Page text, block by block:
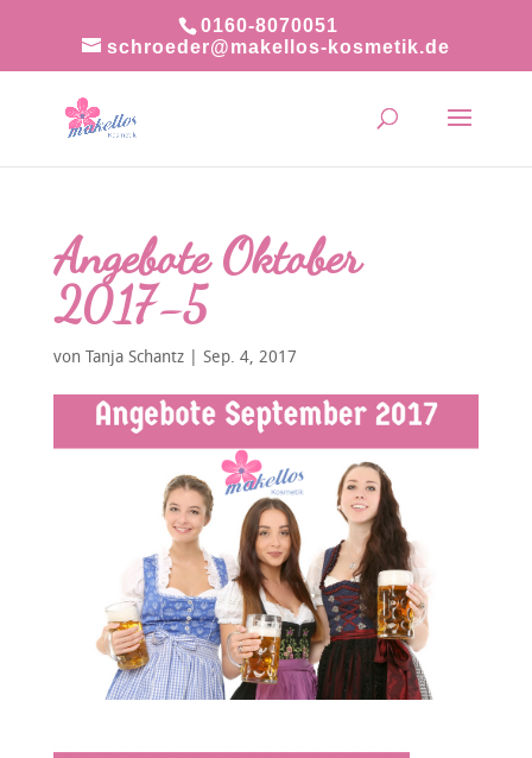
0160-8070051
schroeder@makellos-kosmetik.de
Angebote Oktober
2017-5
von Tanja Schantz| Sep. 4, 2017